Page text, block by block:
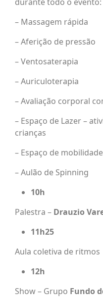
durante todo o evento:
– Massagem rápida
– Aferição de pressão
– Ventosaterapia
– Auriculoterapia
– Avaliação corporal
– Espaço de Lazer –
crianças
– Espaço de
– Aulão de Spinning
10h
Palestra – Drauzio
11h25
Aula coletiva de ritmos
12h
Show– Grupo Fundo